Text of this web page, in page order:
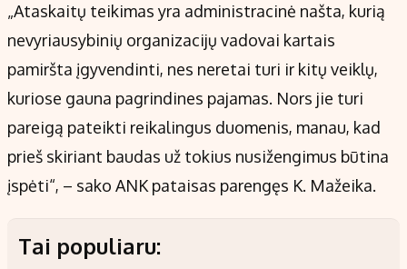
„Ataskaitų teikimas yra administracinė našta, kurią
nevyriausybinių organizacijų vadovai kartais
pamiršta įgyvendinti, nes neretai turi ir kitų veiklų,
kuriose gauna pagrindines pajamas. Nors jie turi
pareigą pateikti reikalingus duomenis, manau, kad
prieš skiriant baudas už tokius nusižengimus būtina
įspėti“, – sako ANK pataisas parengęs K. Mažeika.
Tai populiaru: